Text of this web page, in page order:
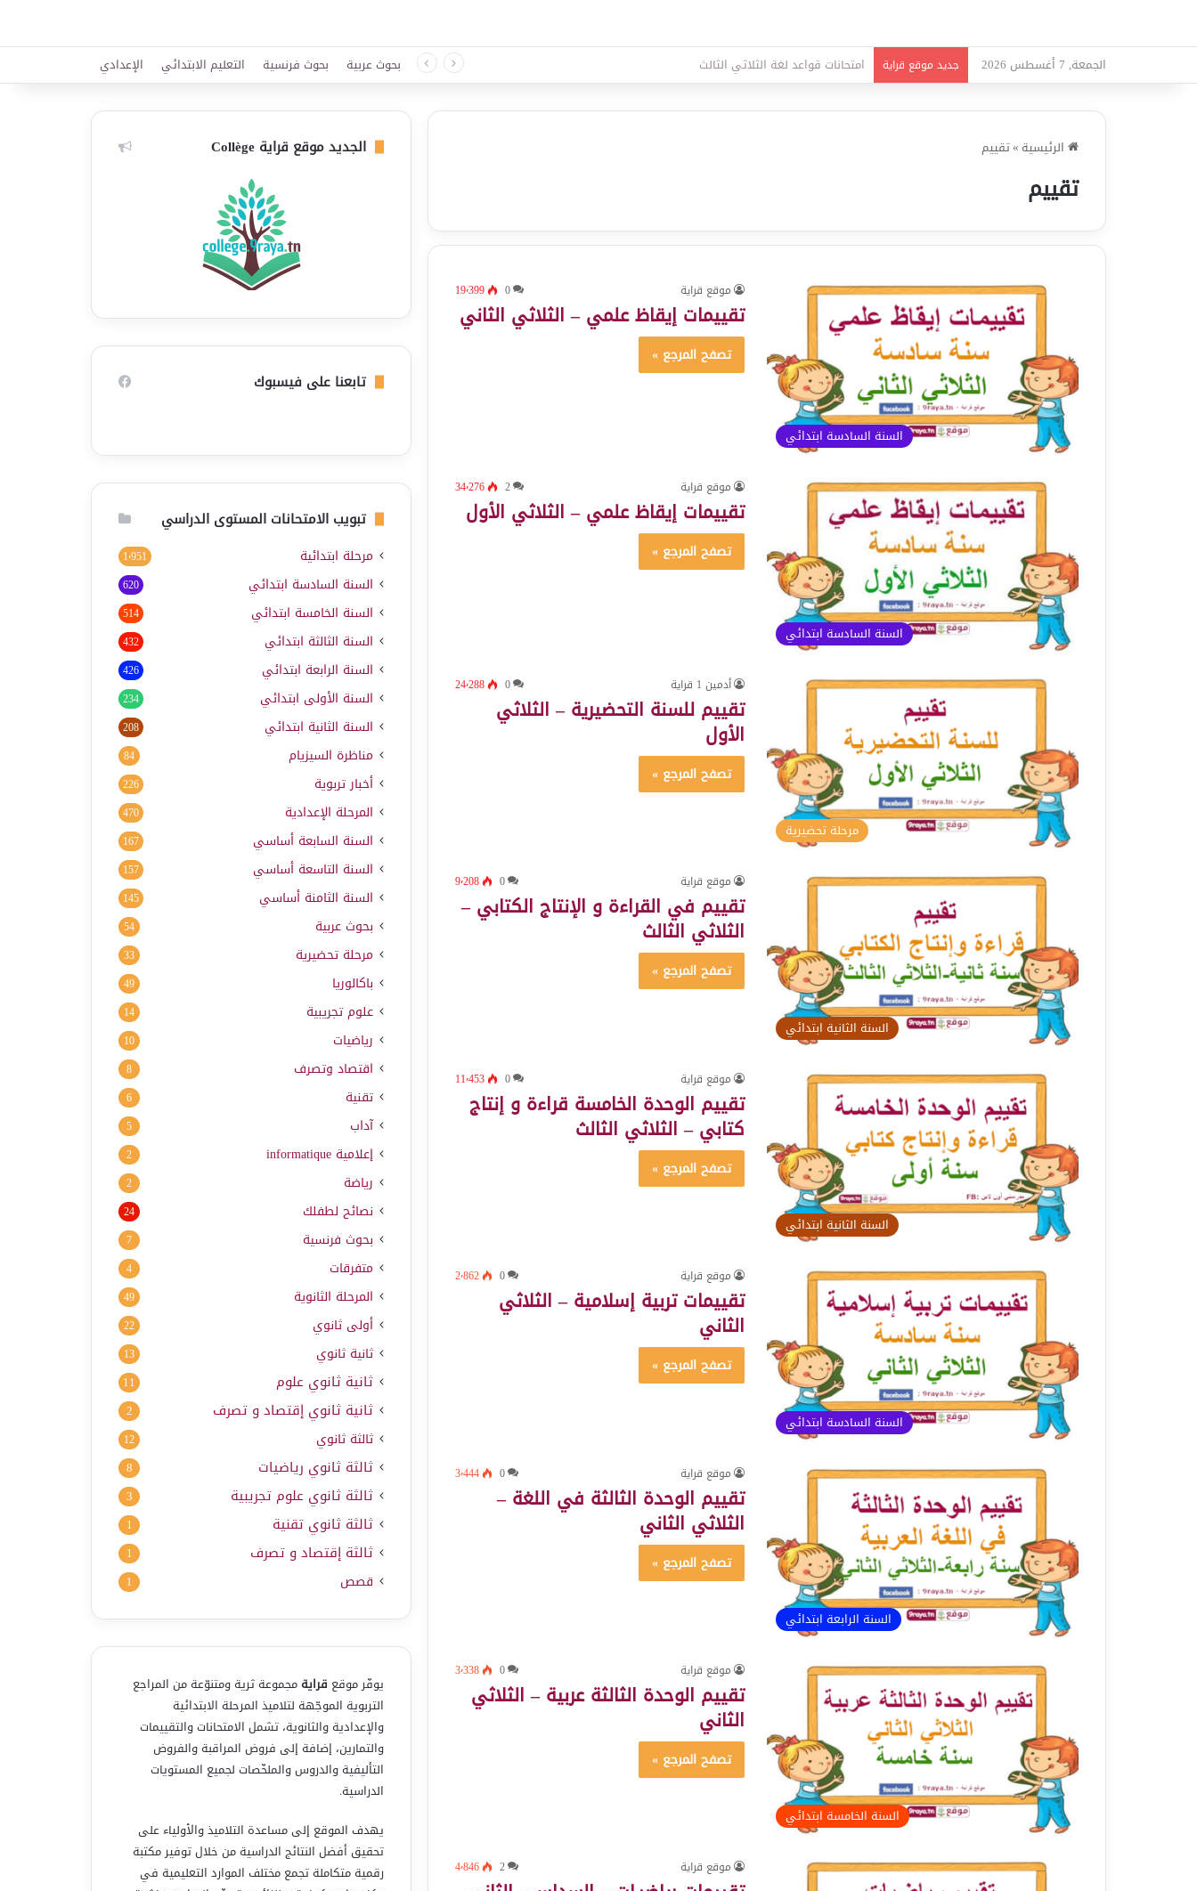
الجمعة, 7 أغسطس 2026 جديد موقع قراية امتحانات قواعد لغة الثلاثي الثالث بحوث عربية بحوث فرنسية التعليم الابتدائي الإعدادي
الرئيسية »تقييم
تقييم
السنة السادسة ابتدائي
موقع قراية 0 19٬399
تقييمات إيقاظ علمي – الثلاثي الثاني
تصفح المرجع »
السنة السادسة ابتدائي
موقع قراية 2 34٬276
تقييمات إيقاظ علمي – الثلاثي الأول
تصفح المرجع »
مرحلة تحضيرية
أدمين 1 قراية 0 24٬288
تقييم للسنة التحضيرية – الثلاثي
الأول
تصفح المرجع »
السنة الثانية ابتدائي
موقع قراية 0 9٬208
تقييم في القراءة و الإنتاج الكتابي –
الثلاثي الثالث
تصفح المرجع »
السنة الثانية ابتدائي
موقع قراية 0 11٬453
تقييم الوحدة الخامسة قراءة و إنتاج
كتابي – الثلاثي الثالث
تصفح المرجع »
السنة السادسة ابتدائي
موقع قراية 0 2٬862
تقييمات تربية إسلامية – الثلاثي
الثاني
تصفح المرجع »
السنة الرابعة ابتدائي
موقع قراية 0 3٬444
تقييم الوحدة الثالثة في اللغة –
الثلاثي الثاني
تصفح المرجع »
السنة الخامسة ابتدائي
موقع قراية 0 3٬338
تقييم الوحدة الثالثة عربية – الثلاثي
الثاني
تصفح المرجع »
موقع قراية 2 4٬846
الجديد موقع قراية Collège
تابعنا على فيسبوك
تبويب الامتحانات المستوى الدراسي
مرحلة ابتدائية 1٬951
السنة السادسة ابتدائي 620
السنة الخامسة ابتدائي 514
السنة الثالثة ابتدائي 432
السنة الرابعة ابتدائي 426
السنة الأولى ابتدائي 234
السنة الثانية ابتدائي 208
مناظرة السيزيام 84
أخبار تربوية 226
المرحلة الإعدادية 470
السنة السابعة أساسي 167
السنة التاسعة أساسي 157
السنة الثامنة أساسي 145
بحوث عربية 54
مرحلة تحضيرية 33
باكالوريا 49
علوم تجريبية 14
رياضيات 10
اقتصاد وتصرف 8
تقنية 6
آداب 5
إعلامية informatique
2
رياضة 2
نصائح لطفلك 24
بحوث فرنسية 7
متفرقات 4
المرحلة الثانوية 49
أولى ثانوي 22
ثانية ثانوي 13
ثانية ثانوي علوم 11
ثانية ثانوي إقتصاد و تصرف 2
ثالثة ثانوي 12
ثالثة ثانوي رياضيات 8
ثالثة ثانوي علوم تجريبية 3
ثالثة ثانوي تقنية 1
ثالثة إقتصاد و تصرف 1
قصص 1
يوفّر موقع قرايةمجموعة ثرية ومتنوّعة من المراجع
التربوية الموجّهة لتلاميذ المرحلة الابتدائية
والإعدادية والثانوية، تشمل الامتحانات والتقييمات
والتمارين، إضافة إلى فروض المراقبة والفروض
التأليفية والدروس والملخّصات لجميع المستويات
الدراسية.
يهدف الموقع إلى مساعدة التلاميذ والأولياء على
تحقيق أفضل النتائج الدراسية من خلال توفير مكتبة
رقمية متكاملة تجمع مختلف الموارد التعليمية في